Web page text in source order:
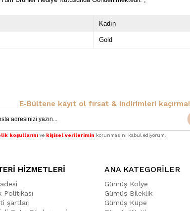
Kadın
Gold
E-Bültene kayıt ol fırsat & indirimleri kaçırma!
koşullarını ve kişisel verilerimin korunmasını kabul ediyorum.
HİZMETLERİ
Politikası
şartları
ANA KATEGORİLER
Gümüş Kolye
Gümüş Bileklik
Gümüş Küpe